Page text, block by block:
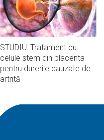
STUDIU: Tratament cu
celule stem din placenta
pentru durerile cauzate de
artrită